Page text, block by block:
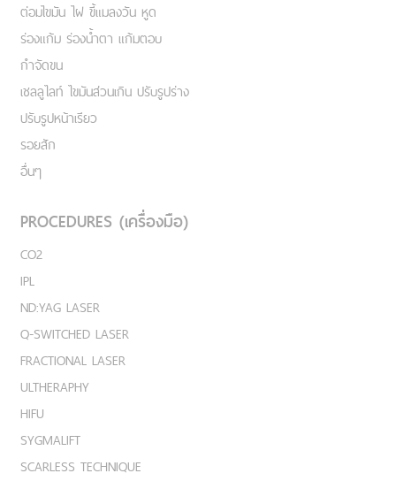
ต่อมไขมัน ไฝ ขี้แมลงวัน หูด
ร่องแก้ม ร่องน้ำตา แก้มตอบ
กำจัดขน
เชลลูไลท์ ไขมันส่วนเกิน ปรับรูปร่าง
ปรับรูปหน้าเรียว
รอยสัก
อื่นๆ
PROCEDURES (เครื่องมือ)
CO2
IPL
ND:YAG LASER
Q-SWITCHED LASER
FRACTIONAL LASER
ULTHERAPHY
HIFU
SYGMALIFT
SCARLESS TECHNIQUE